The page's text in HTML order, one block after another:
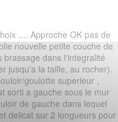
.... Approche OK pas de
nouvelle petite couche de
dans l'integralité
jusqu'a la taille, au rocher).
goulotte superieur ,
sorti a gauche sous le mur
de gauche dans lequel
delicat sur 2 longueurs pour